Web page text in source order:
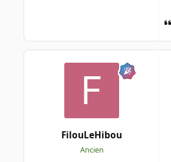
FilouLeHibou
Ancien